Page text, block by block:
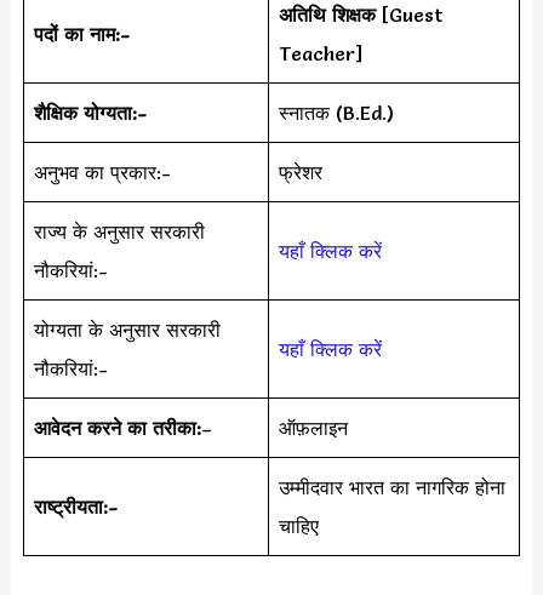
पदों का नाम:-
अतिथि शिक्षक [Guest
Teacher]
शैक्षिक योग्यता:- स्नातक (B.Ed.)
अनुभव का प्रकार:- फ्रेशर
राज्य के अनुसार सरकारी
नौकरियां:-
यहाँ क्लिक करें
योग्यता के अनुसार सरकारी
नौकरियां:-
यहाँ क्लिक करें
आवेदन करने का तरीका:– ऑफ़लाइन
राष्ट्रीयता:-
उम्मीदवार भारत का नागरिक होना
चाहिए